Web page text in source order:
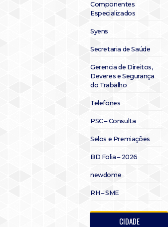
Componentes
Especializados
Syens
Secretaria de Saúde
Gerencia de Direitos,
Deveres e Segurança
do Trabalho
Telefones
PSC – Consulta
Selos e Premiações
BD Folia – 2026
newdome
RH – SME
CIDADE